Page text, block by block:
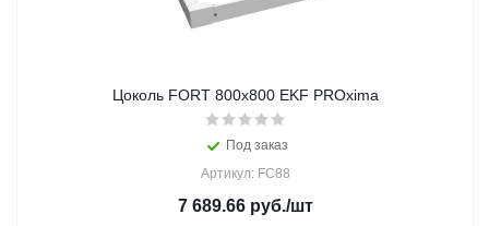
Цоколь FORT 800х800 EKF PROxima
Под заказ
Артикул: FC88
7 689.66 руб./шт